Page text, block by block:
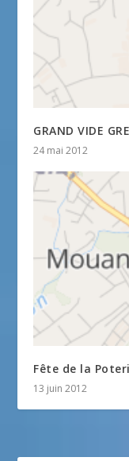
GRAND VIDE
24 mai 2012
Fête de la
13 juin 2012